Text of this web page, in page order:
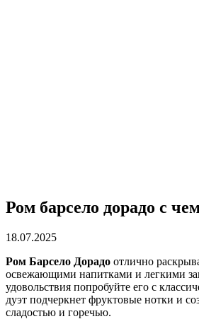
Ром барсело дорадо с
18.07.2025
Ром Барсело Дорадо отлично
освежающими напитками и легкими
удовольствия попробуйте его с
дуэт подчеркнет фруктовые нотки и
сладостью и горечью.